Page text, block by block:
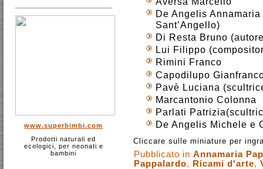
www.superbimbi.com
Prodotti naturali ed
ecologici, per neonati e
bambini
De Angelis
Sant’Angello)
Di Resta Bruno
Lui Filippo
Rimini Franco
Capodilupo
Pavè Luciana
Marcantonio Colonna
Parlati
De Angelis Michele e
Cliccare sulle miniature per
Pubblicato in Annamaria
Pappalardo, Ricami d'arte,